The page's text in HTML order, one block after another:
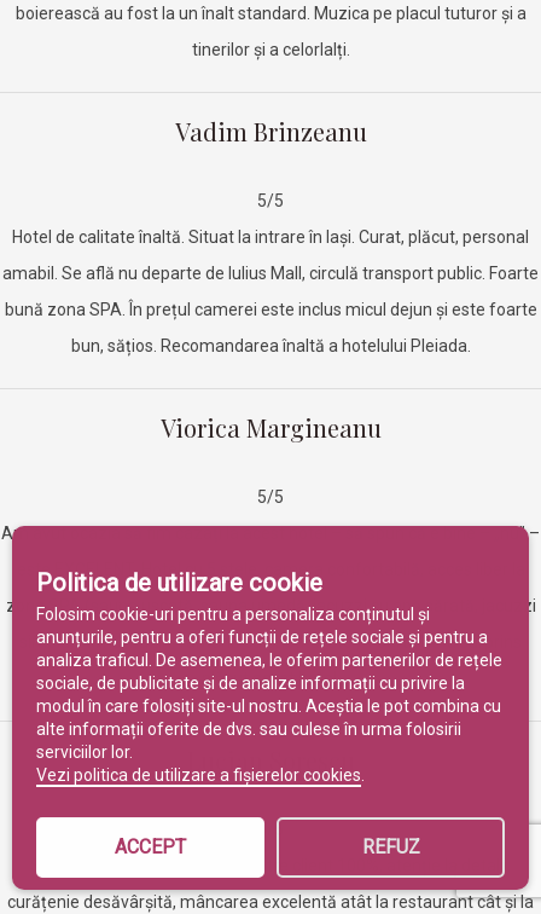
boierească au fost la un înalt standard. Muzica pe placul tuturor și a
tinerilor și a celorlalți.
Vadim Brinzeanu
5/5
Hotel de calitate înaltă. Situat la intrare în Iași. Curat, plăcut, personal
amabil. Se află nu departe de Iulius Mall, circulă transport public. Foarte
bună zona SPA. În prețul camerei este inclus micul dejun și este foarte
bun, sățios. Recomandarea înaltă a hotelului Pleiada.
Viorica Margineanu
5/5
Am avut ocazia să fim cazați la acest hotel – să spun că e bine – „nu” –
este EXCELENT. Hotel cu 5 stele, camera confortabilă, acces liber la
zona SPA (sauna uscată, sauna umedă, jacuzzi cu apă sărată, jacuzzi
simplu, salină, bazin, fântână cu gheață, etc.). Foarte ne-a surprins
plăcut acest hotel.
Lucian Sorescu
curățenie desăvârșită, mâncarea excelentă atât la restaurant cât și la
Politica de utilizare cookie
Folosim cookie-uri pentru a personaliza conținutul și
anunțurile, pentru a oferi funcții de rețele sociale și pentru a
analiza traficul. De asemenea, le oferim partenerilor de rețele
sociale, de publicitate și de analize informații cu privire la
modul în care folosiți site-ul nostru. Aceștia le pot combina cu
alte informații oferite de dvs. sau culese în urma folosirii
serviciilor lor.
Vezi politica de utilizare a fișierelor cookies
ACCEPT REFUZ